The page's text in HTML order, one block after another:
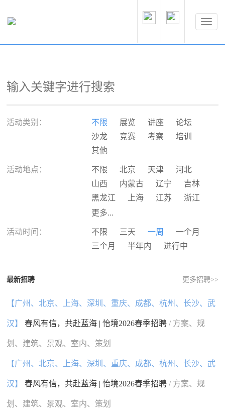
活动类别： 不限 展览 讲座
论坛
沙龙
竞赛 考察
培训
其他
活动地点： 不限 北京 天津
河北
山西
内蒙古 辽宁
吉林
黑龙江
上海 江苏
浙江
安徽
广东
广西
海南 重庆
四川
国外
更多...
活动时间： 不限 三天 一周
一个月
三个月
半年内 进行中
最新招聘 更多招聘>>
【广州、北京、上海、深圳、重庆、成都、杭州、长沙、武
汉】 春风有信，共赴蓝海 | 怡境2026春季招聘/ 方案、规
划、建筑、景观、室内、策划
【广州、北京、上海、深圳、重庆、成都、杭州、长沙、武
汉】 春风有信，共赴蓝海 | 怡境2026春季招聘/ 方案、规
划、建筑、景观、室内、策划